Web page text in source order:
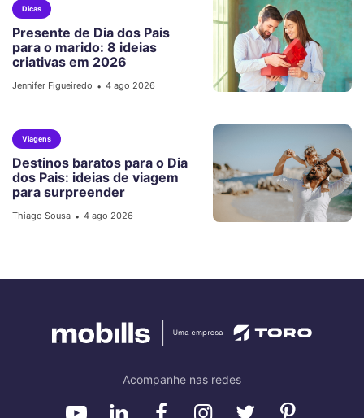
Dicas
Presente de Dia dos Pais
para o marido: 8 ideias
criativas em 2026
Jennifer Figueiredo • 4 ago 2026
Viagens
Destinos baratos para o Dia
dos Pais: ideias de viagem
para surpreender
Thiago Sousa • 4 ago 2026
Acompanhe nas redes